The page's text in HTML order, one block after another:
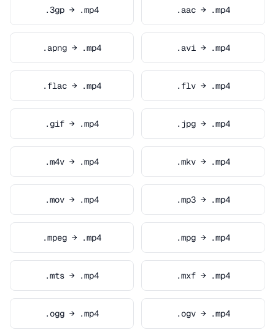
.3gp → .mp4 .aac → .mp4
.apng → .mp4 .avi → .mp4
.flac → .mp4 .flv → .mp4
.gif → .mp4 .jpg → .mp4
.m4v → .mp4 .mkv → .mp4
.mov → .mp4 .mp3 → .mp4
.mpeg → .mp4 .mpg → .mp4
.mts → .mp4 .mxf → .mp4
.ogg → .mp4 .ogv → .mp4